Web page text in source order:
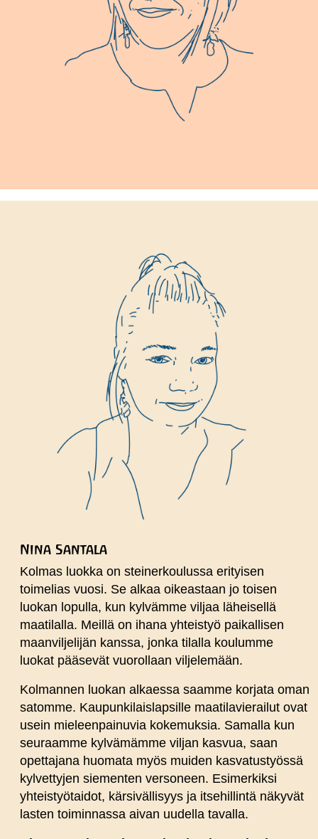
Nina Santala
Kolmas luokka on steinerkoulussa erityisen
toimelias vuosi. Se alkaa oikeastaan jo toisen
luokan lopulla, kun kylvämme viljaa läheisellä
maatilalla. Meillä on ihana yhteistyö paikallisen
maanviljelijän kanssa, jonka tilalla koulumme
luokat pääsevät vuorollaan viljelemään.
Kolmannen luokan alkaessa saamme korjata oman
satomme. Kaupunkilaislapsille maatilavierailut ovat
usein mieleenpainuvia kokemuksia. Samalla kun
seuraamme kylvämämme viljan kasvua, saan
opettajana huomata myös muiden kasvatustyössä
kylvettyjen siementen versoneen. Esimerkiksi
yhteistyötaidot, kärsivällisyys ja itsehillintä näkyvät
lasten toiminnassa aivan uudella tavalla.